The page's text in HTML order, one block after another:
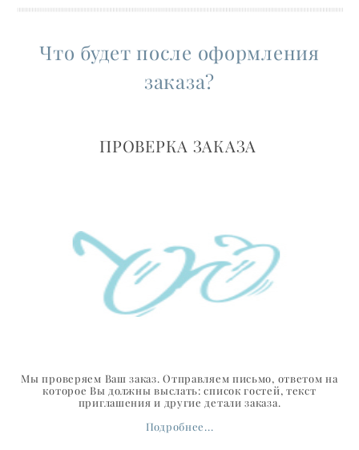
Что будет после оформления
заказа?
ПРОВЕРКА ЗАКАЗА
Мы проверяем Ваш заказ. Отправляем письмо, ответом на
которое Вы должны выслать: список гостей, текст
приглашения и другие детали заказа.
Подробнее...